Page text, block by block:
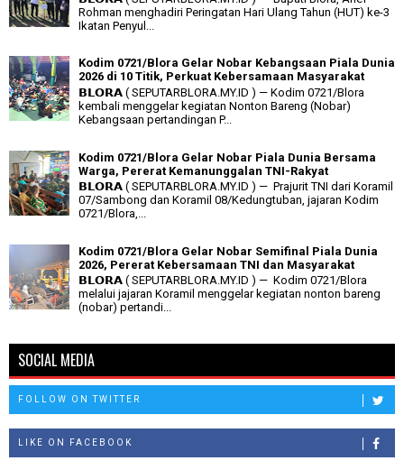
Rohman menghadiri Peringatan Hari Ulang Tahun (HUT) ke-3
Ikatan Penyul...
Kodim 0721/Blora Gelar Nobar Kebangsaan Piala Dunia
2026 di 10 Titik, Perkuat Kebersamaan Masyarakat
𝗕𝗟𝗢𝗥𝗔 ( SEPUTARBLORA.MY.ID ) — Kodim 0721/Blora
kembali menggelar kegiatan Nonton Bareng (Nobar)
Kebangsaan pertandingan P...
Kodim 0721/Blora Gelar Nobar Piala Dunia Bersama
Warga, Pererat Kemanunggalan TNI-Rakyat
𝗕𝗟𝗢𝗥𝗔 ( SEPUTARBLORA.MY.ID ) — Prajurit TNI dari Koramil
07/Sambong dan Koramil 08/Kedungtuban, jajaran Kodim
0721/Blora,...
Kodim 0721/Blora Gelar Nobar Semifinal Piala Dunia
2026, Pererat Kebersamaan TNI dan Masyarakat
𝗕𝗟𝗢𝗥𝗔 ( SEPUTARBLORA.MY.ID ) — Kodim 0721/Blora
melalui jajaran Koramil menggelar kegiatan nonton bareng
(nobar) pertandi...
SOCIAL MEDIA
FOLLOW ON TWITTER
LIKE ON FACEBOOK